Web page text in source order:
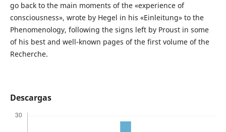
go back to the main moments of the «experience of
consciousness», wrote by Hegel in his «Einleitung» to the
Phenomenology, following the signs left by Proust in some
of his best and well-known pages of the first volume of the
Recherche.
Descargas